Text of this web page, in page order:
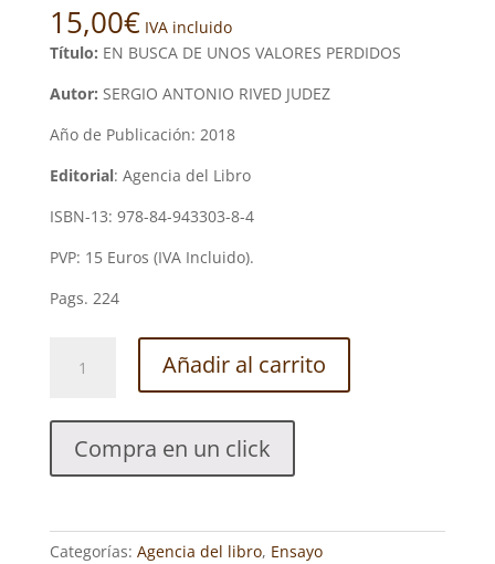
15,00€ IVA incluido
Título: EN BUSCA DE UNOS VALORES PERDIDOS
Autor: SERGIO ANTONIO RIVED JUDEZ
Año de Publicación: 2018
Editorial: Agencia del Libro
ISBN-13: 978-84-943303-8-4
PVP: 15 Euros (IVA Incluido).
Pags. 224
BUSCA
UNOS
VALORES
PERDIDOS.
ANTONIO
RIVED
Añadir al carrito
Compra en un click
Categorías: Agencia del libro, Ensayo